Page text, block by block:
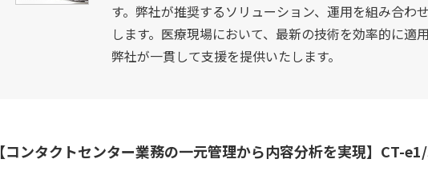
す。弊社が推奨するソリューション、運用を組み合わ
します。医療現場において、最新の技術を効率的に適
弊社が一貫して支援を提供いたします。
【コンタクトセンター業務の一元管理から内容分析を実現】CT-